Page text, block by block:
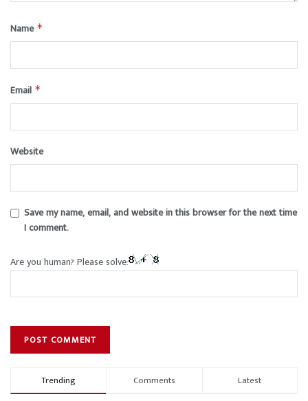
Name *
Email *
Website
Save my name, email, and website in this browser for the next time
I comment.
Are you human? Please solve:
Trending Comments Latest